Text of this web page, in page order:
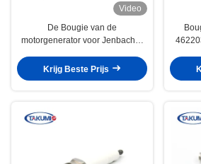
Video
De Bougie van de
motorgenerator voor Jenbacher
401824
Krijg Beste Prijs